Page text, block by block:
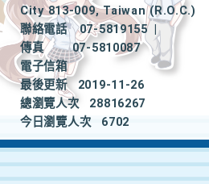
City 813-009, Taiwan (R.O.C.)
聯絡電話
07-5819155
|
傳真
07-5810087
電子信箱
最後更新
2019-11-26
總瀏覽人次
28816267
今日瀏覽人次
6702